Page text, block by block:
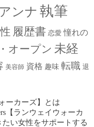
ンナ 執筆
履歴書 恋愛 憧れの
オープン 未経
美容師 資格 趣味 転職 退
ーカーズ】とは
【ランウェイウォーカ
い女性をサポートする